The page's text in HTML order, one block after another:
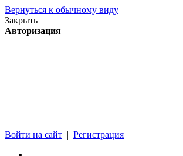
Вернуться к обычному виду
Закрыть
Авторизация
Войти на сайт | Регистрация